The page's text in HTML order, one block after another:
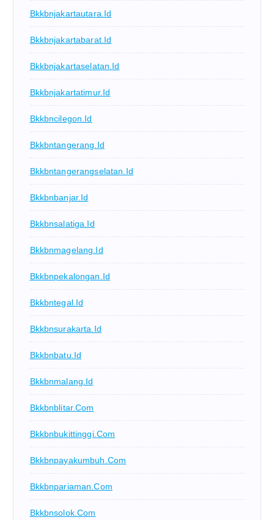
Bkkbnjakartautara.id
Bkkbnjakartabarat.id
Bkkbnjakartaselatan.id
Bkkbnjakartatimur.id
Bkkbncilegon.id
Bkkbntangerang.id
Bkkbntangerangselatan.id
Bkkbnbanjar.id
Bkkbnsalatiga.id
Bkkbnmagelang.id
Bkkbnpekalongan.id
Bkkbntegal.id
Bkkbnsurakarta.id
Bkkbnbatu.id
Bkkbnmalang.id
Bkkbnblitar.com
Bkkbnbukittinggi.com
Bkkbnpayakumbuh.com
Bkkbnpariaman.com
Bkkbnsolok.com